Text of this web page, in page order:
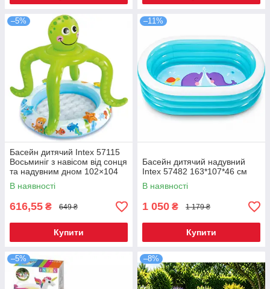
–5%
Басейн дитячий Intex 57115
Восьминіг з навісом від сонця
та надувним дном 102×104
см
В наявності
616,55 ₴ 649 ₴
Купити
–11%
Басейн дитячий надувний
Intex 57482 163*107*46 см
В наявності
1 050 ₴ 1 179 ₴
Купити
–5% –8%